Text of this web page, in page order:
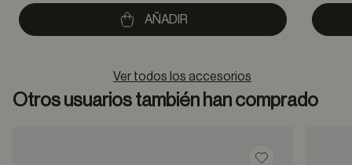
to AÑADIR to
Ver todos los accesorios
Otros usuarios también han comprado